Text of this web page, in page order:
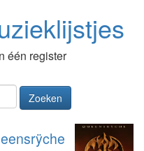
één register
Zoeken